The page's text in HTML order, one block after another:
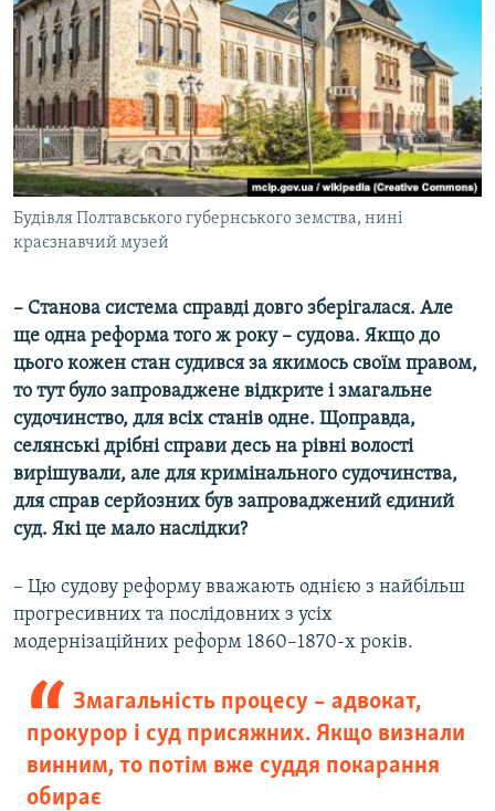
Будівля Полтавського губернського земства, нині
краєзнавчий музей
– Станова система справді довго зберігалася. Але
ще одна реформа того ж року – судова. Якщо до
цього кожен стан судився за якимось своїм правом,
то тут було запроваджене відкрите і змагальне
судочинство, для всіх станів одне. Щоправда,
селянські дрібні справи десь на рівні волості
вирішували, але для кримінального судочинства,
для справ серйозних був запроваджений єдиний
суд. Які це мало наслідки?
– Цю судову реформу вважають однією з найбільш
прогресивних та послідовних з усіх
модернізаційних реформ 1860–1870-х років.
Змагальність процесу – адвокат,
прокурор і суд присяжних. Якщо визнали
винним, то потім вже суддя покарання
обирає